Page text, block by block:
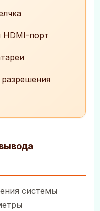
HDMI-порт
системы